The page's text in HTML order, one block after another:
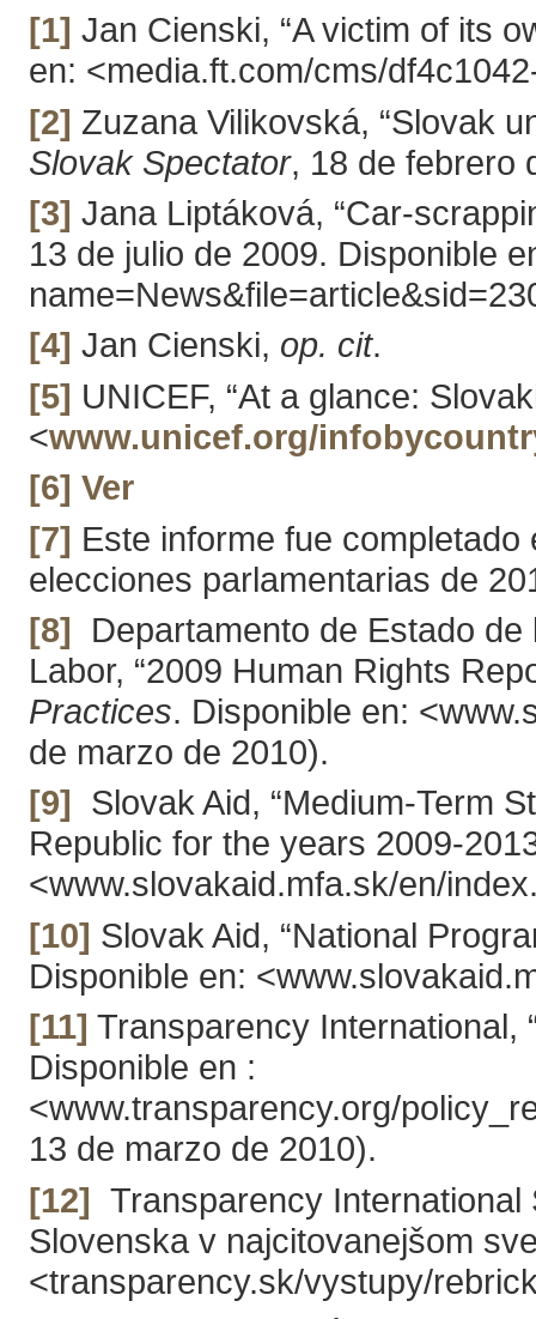
[1] Jan Cienski, “A victim of its
en: <media.ft.com/cms/
[2] Zuzana Vilikovská, “Slovak
Slovak Spectator, 18 de febrero
[3] Jana Liptáková, “Car-
13 de julio de 2009. Disponible
[4] Jan Cienski, op. cit.
[5] UNICEF, “At a glance:
<www.unicef.org/
[6] Ver
[7] Este informe fue
elecciones parlamentarias de
[8] Departamento de Estado
Labor, “2009 Human Rights
Practices. Disponible en:
de marzo de 2010).
[9] Slovak Aid, “Medium-Term
Republic for the years 2009-
<www.slovakaid.mfa.sk/en/
[10] Slovak Aid, “National
Disponible en:
[11] Transparency International,
Disponible en :
<www.transparency.org/
13 de marzo de 2010).
[12] Transparency
Slovenska v najcitovanejšom
<transparency.sk/vystupy/